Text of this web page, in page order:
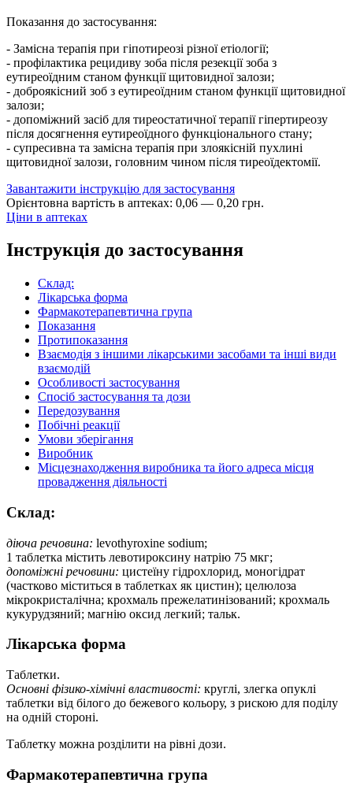
Показання до застосування:
- Замісна терапія при гіпотиреозі різної етіології;
- профілактика рецидиву зоба після резекції зоба з
еутиреоїдним станом функції щитовидної залози;
- доброякісний зоб з еутиреоїдним станом функції щитовидної
залози;
- допоміжний засіб для тиреостатичної терапії гіпертиреозу
після досягнення еутиреоїдного функціонального стану;
- супресивна та замісна терапія при злоякісній пухлині
щитовидної залози, головним чином після тиреоїдектомії.
Завантажити інструкцію для застосування
Орієнтовна вартість в аптеках: 0,06 — 0,20 грн.
Ціни в аптеках
Інструкція до застосування
Склад:
Лікарська форма
Фармакотерапевтична група
Показання
Протипоказання
Взаємодія з іншими лікарськими засобами та інші види
взаємодій
Особливості застосування
Спосіб застосування та дози
Передозування
Побічні реакції
Умови зберігання
Виробник
Місцезнаходження виробника та його адреса місця
провадження діяльності
Склад:
діюча речовина: levothyroxine sodium;
1 таблетка містить левотироксину натрію 75 мкг;
допоміжні речовини: цистеїну гідрохлорид, моногідрат
(частково міститься в таблетках як цистин); целюлоза
мікрокристалічна; крохмаль прежелатинізований; крохмаль
кукурудзяний; магнію оксид легкий; тальк.
Лікарська форма
Таблетки.
Основні фізико-хімічні властивості: круглі, злегка опуклі
таблетки від білого до бежевого кольору, з рискою для поділу
на одній стороні.
Таблетку можна розділити на рівні дози.
Фармакотерапевтична група